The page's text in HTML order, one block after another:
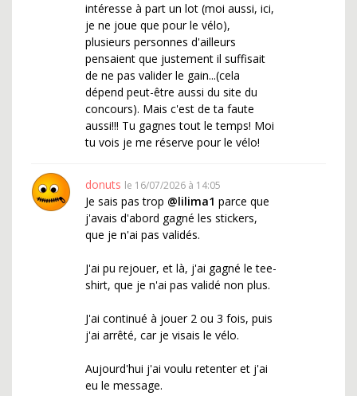
intéresse à part un lot (moi aussi, ici,
je ne joue que pour le vélo),
plusieurs personnes d'ailleurs
pensaient que justement il suffisait
de ne pas valider le gain...(cela
dépend peut-être aussi du site du
concours). Mais c'est de ta faute
aussi!!! Tu gagnes tout le temps! Moi
tu vois je me réserve pour le vélo!
donuts le 16/07/2026 à 14:05
Je sais pas trop @lilima1 parce que
j'avais d'abord gagné les stickers,
que je n'ai pas validés.
J'ai pu rejouer, et là, j'ai gagné le tee-
shirt, que je n'ai pas validé non plus.
J'ai continué à jouer 2 ou 3 fois, puis
j'ai arrêté, car je visais le vélo.
Aujourd'hui j'ai voulu retenter et j'ai
eu le message.